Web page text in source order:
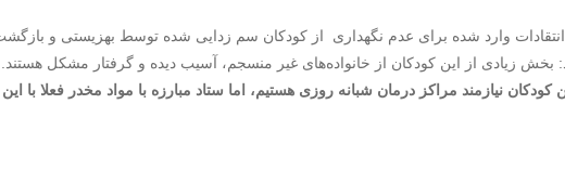
وارد شده برای عدم نگهداری از کودکان سم زدایی شده توسط بهزیستی و
بخش زیادی از این کودکان از خانواده‌های غیر منسجم، آسیب دیده و گرفتار مشکل هستند.
نیازمند مراکز درمان شبانه روزی هستیم، اما ستاد مبارزه با مواد مخدر فعلا با این